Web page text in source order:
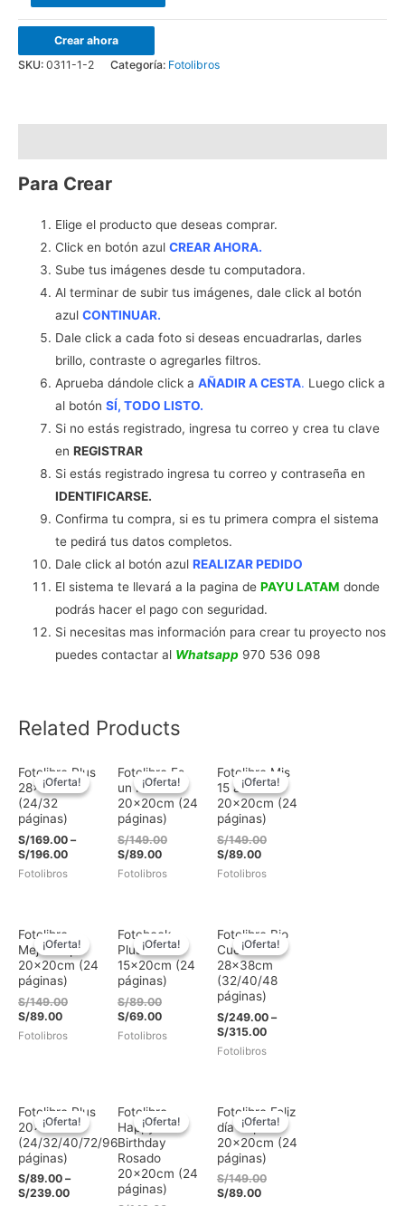
Love
20x20cm
(24
Crear ahora
SKU: 0311-1-2 Categoría: Fotolibros
Para Crear
Elige el producto que deseas comprar.
Click en botón azulCREAR AHORA.
Sube tus imágenes desde tu computadora.
Al terminar de subir tus imágenes, dale click al botón
azulCONTINUAR.
Dale click a cada foto si deseas encuadrarlas, darles
brillo, contraste o agregarles filtros.
Aprueba dándole click aAÑADIR A CESTA. Luego click a
al botónSÍ, TODO LISTO.
Si no estás registrado, ingresa tu correo y crea tu clave
enREGISTRAR
Si estás registrado ingresa tu correo y contraseña en
IDENTIFICARSE.
Confirma tu compra, si es tu primera compra el sistema
te pedirá tus datos completos.
Dale click al botón azulREALIZAR PEDIDO
El sistema te llevará a la pagina dePAYU LATAM donde
podrás hacer el pago con seguridad.
Si necesitas mas información para crear tu proyecto nos
puedes contactar al Whatsapp 970 536 098
Related Products
¡Oferta!
¡Oferta!
Fotolibro Plus
28x28cm
(24/32
páginas)
S/169.00 –
S/196.00
Fotolibros
¡Oferta!
¡Oferta!
Fotolibro Es
un Niño
20x20cm (24
páginas)
S/149.00El
era:
S/89.00El
actual
Fotolibros
¡Oferta!
¡Oferta!
Fotolibro Mis
15 años
20x20cm (24
páginas)
S/149.00El
era:
S/89.00El
actual
Fotolibros
¡Oferta!
¡Oferta!
Fotolibro
Mejor Papá
20x20cm (24
páginas)
S/149.00El
S/89.00El
actual
Fotolibros
¡Oferta!
¡Oferta!
Fotobook
Plus
15x20cm (24
páginas)
S/89.00El
precio
era:
S/69.00El
actual
Fotolibros
¡Oferta!
¡Oferta!
Fotolibro Bio
Cuero
28x38cm
(32/40/48
páginas)
S/249.00–
S/315.00
Fotolibros
¡Oferta!
¡Oferta!
Fotolibro Plus
20x20cm
(24/32/40/72/96
páginas)
S/89.00 –
S/239.00
¡Oferta!
¡Oferta!
Fotolibro
Happy
Birthday
Rosado
20x20cm (24
páginas)
¡Oferta!
¡Oferta!
Fotolibro Feliz
día Papá
20x20cm (24
páginas)
S/149.00El
S/89.00El